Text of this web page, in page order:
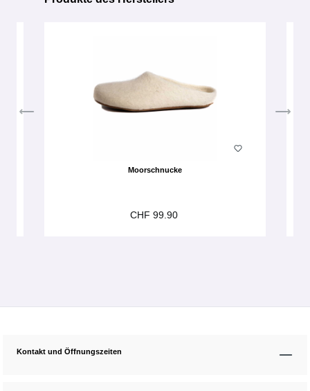
Moorschnucke
CHF 99.90
Kontakt und Öffnungszeiten